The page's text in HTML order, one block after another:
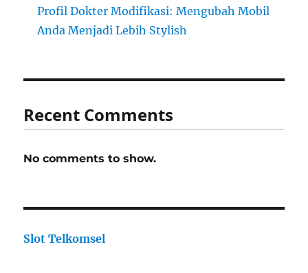
Profil Dokter Modifikasi: Mengubah Mobil
Anda Menjadi Lebih Stylish
Recent Comments
No comments to show.
Slot Telkomsel